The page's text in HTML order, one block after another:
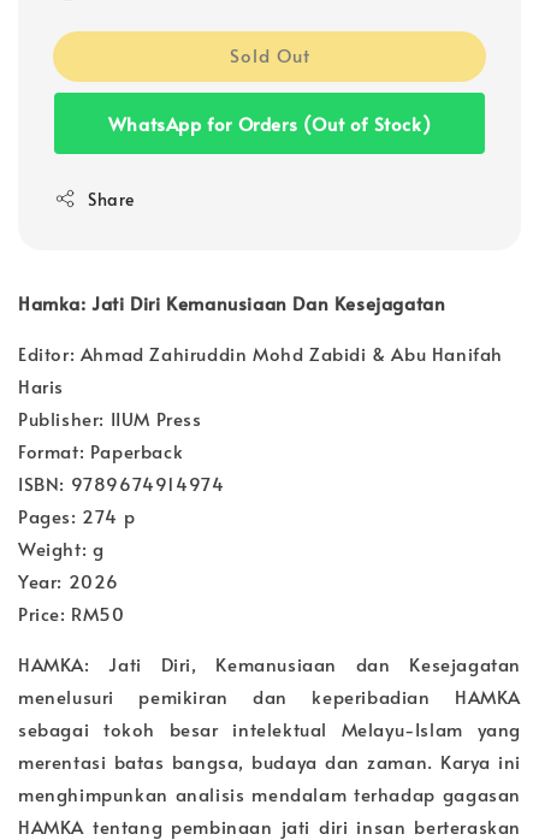
Sold Out
WhatsApp for Orders (Out of Stock)
Share
Hamka: Jati Diri Kemanusiaan Dan Kesejagatan
Editor: Ahmad Zahiruddin Mohd Zabidi & Abu Hanifah
Haris
Publisher: IIUM Press
Format: Paperback
ISBN: 9789674914974
Pages: 274 p
Weight: g
Year: 2026
Price: RM50
HAMKA: Jati Diri, Kemanusiaan dan Kesejagatan
menelusuri pemikiran dan keperibadian HAMKA
sebagai tokoh besar intelektual Melayu-Islam yang
merentasi batas bangsa, budaya dan zaman. Karya ini
menghimpunkan analisis mendalam terhadap gagasan
HAMKA tentang pembinaan jati diri insan berteraskan